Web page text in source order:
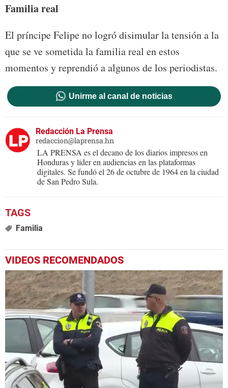
Familia real
El príncipe Felipe no logró disimular la tensión a la
que se ve sometida la familia real en estos
momentos y reprendió a algunos de los periodistas.
Unirme al canal de noticias
Redacción La Prensa
redaccion@laprensa.hn
LA PRENSA es el decano de los diarios impresos en
Honduras y líder en audiencias en las plataformas
digitales. Se fundó el 26 de octubre de 1964 en la ciudad
de San Pedro Sula.
Familia
VIDEOS RECOMENDADOS